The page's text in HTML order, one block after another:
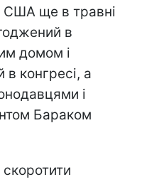
США ще в травні
в
домом і
в конгресі, а
і
Бараком